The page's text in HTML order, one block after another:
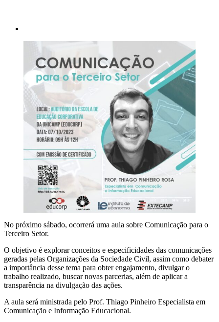
No próximo sábado, ocorrerá uma aula sobre Comunicação para o
Terceiro Setor.
O objetivo é explorar conceitos e especificidades das comunicações
geradas pelas Organizações da Sociedade Civil, assim como debater
a importância desse tema para obter engajamento, divulgar o
trabalho realizado, buscar novas parcerias, além de aplicar a
transparência na divulgação das ações.
A aula será ministrada pelo Prof. Thiago Pinheiro Especialista em
Comunicação e Informação Educacional.